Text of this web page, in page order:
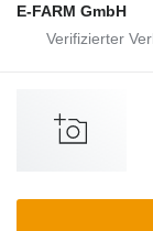
E-FARM GmbH